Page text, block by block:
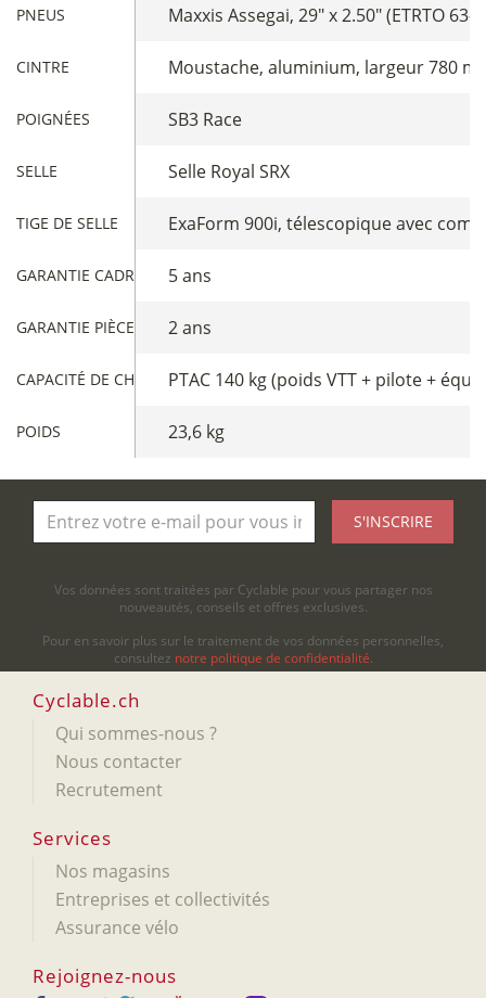
PNEUS Maxxis Assegai, 29" x 2.50" (ETRTO 63-
CINTRE Moustache, aluminium, largeur 780
POIGNÉES SB3 Race
SELLE Selle Royal SRX
TIGE DE SELLE ExaForm 900i, télescopique avec
GARANTIE CADRE 5 ans
GARANTIE PIÈCES 2 ans
CAPACITÉ DE CHARGEPTAC 140 kg (poids VTT + pilote +
POIDS 23,6 kg
S'INSCRIRE
Vos données sont traitées par Cyclable pour vous partager nos
nouveautés, conseils et offres exclusives.
Pour en savoir plus sur le traitement de vos données personnelles,
consultez notre politique de confidentialité.
Cyclable.ch
Qui sommes-nous ?
Nous contacter
Recrutement
Services
Nos magasins
Entreprises et collectivités
Assurance vélo
Rejoignez-nous